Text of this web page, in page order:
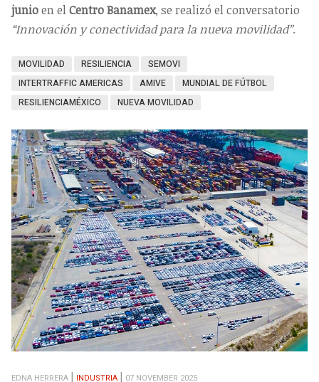
junioen elCentro Banamex, se realizó el conversatorio
“Innovación y conectividad para la nueva movilidad”.
MOVILIDAD RESILIENCIA
SEMOVI
INTERTRAFFIC AMERICAS
AMIVE
MUNDIAL DE FÚTBOL
RESILIENCIAMÉXICO
NUEVA MOVILIDAD
EDNA HERRERA INDUSTRIA 07 NOVEMBER 2025